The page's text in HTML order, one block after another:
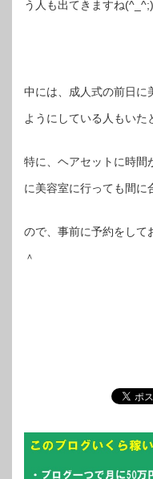
う人も出てきますね(^_^;)
中には、成人式の前日に
ようにしている人もいた
特に、ヘアセットに時間
に美容室に行っても間に
ので、事前に予約をして
＾